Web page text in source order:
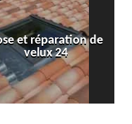
et réparation de
velux 24